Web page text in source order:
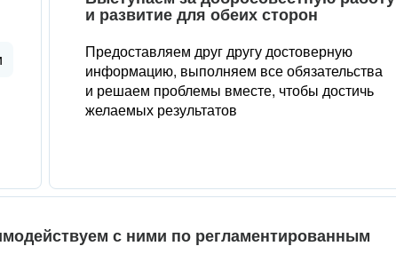
и развитие для обеих сторон
Предоставляем друг другу достоверную
информацию, выполняем все обязательства
и решаем проблемы вместе, чтобы достичь
желаемых результатов
с ними по регламентированным